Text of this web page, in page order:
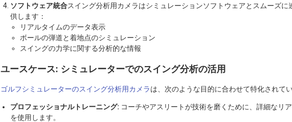
ソフトウェア統合スイング分析用カメラはシミュレーションソフトウェアとスムーズに
供します：
リアルタイムのデータ表示
ボールの弾道と着地点のシミュレーション
スイングの力学に関する分析的な情報
ユースケース: シミュレーターでのスイング分析の活用
ゴルフシミュレーターのスイング分析用カメラは、次のような目的に合わせて特化されて
プロフェッショナルトレーニング: コーチやアスリートが技術を磨くために、詳細なリ
を使用します。